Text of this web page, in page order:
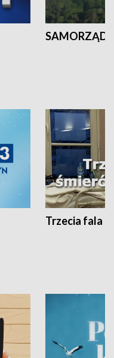
SAMORZĄD
Trzecia fala -